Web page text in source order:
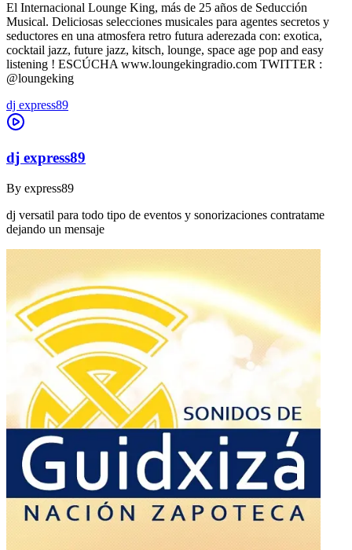
El Internacional Lounge King, más de 25 años de Seducción
Musical. Deliciosas selecciones musicales para agentes secretos y
seductores en una atmosfera retro futura aderezada con: exotica,
cocktail jazz, future jazz, kitsch, lounge, space age pop and easy
listening ! ESCÚCHA www.loungekingradio.com TWITTER :
@loungeking
dj express89
dj express89
By express89
dj versatil para todo tipo de eventos y sonorizaciones contratame
dejando un mensaje